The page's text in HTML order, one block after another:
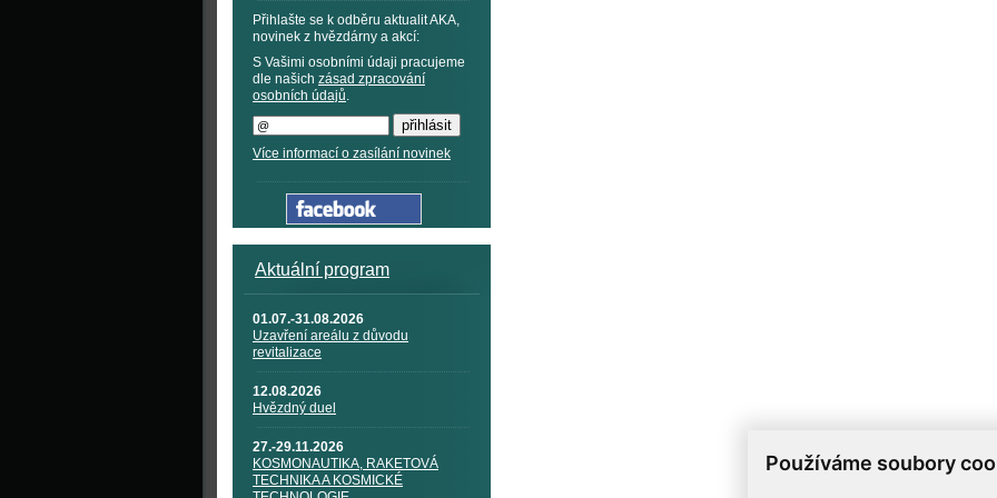
Používáme soubory
Přihlašte se k odběru aktualit AKA,
novinek z hvězdárny a akcí:
S Vašimi osobními údaji pracujeme
dle našich zásad zpracování
osobních údajů.
Více informací o zasílání novinek
Aktuální program
01.07.-31.08.2026
Uzavření areálu z důvodu
revitalizace
12.08.2026
Hvězdný duel
27.-29.11.2026
KOSMONAUTIKA, RAKETOVÁ
TECHNIKA A KOSMICKÉ